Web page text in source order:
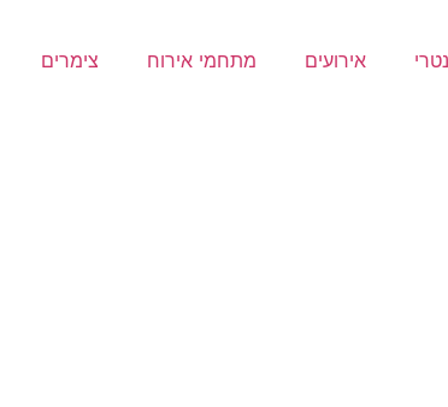
אירועים מתחמי אירוח צימרים